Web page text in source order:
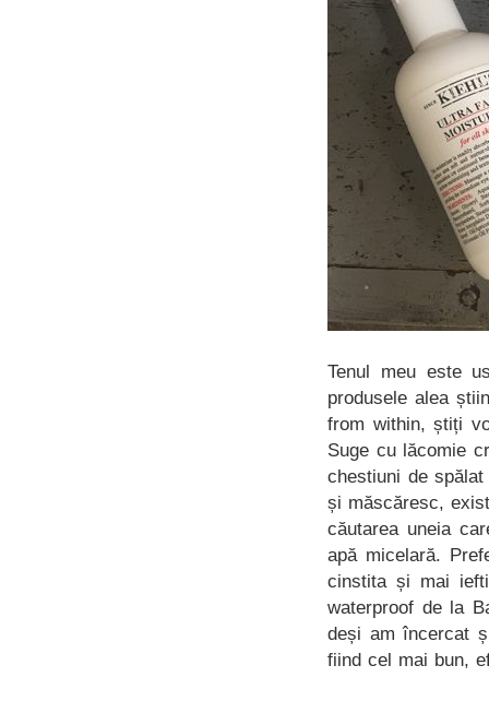
Tenul meu este
produsele alea
from within, știți
Suge cu lăcomie
chestiuni de
și măscăresc,
căutarea uneia
apă micelară.
cinstita și mai
waterproof de la
deși am încercat
fiind cel mai bun,